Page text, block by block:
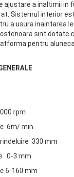
ajustare a inaltimii in
Sistemul interior
a usura inaintarea
sint dotate
pentru
rpm
6m/ min
330 mm
0-3 mm
6-160 mm